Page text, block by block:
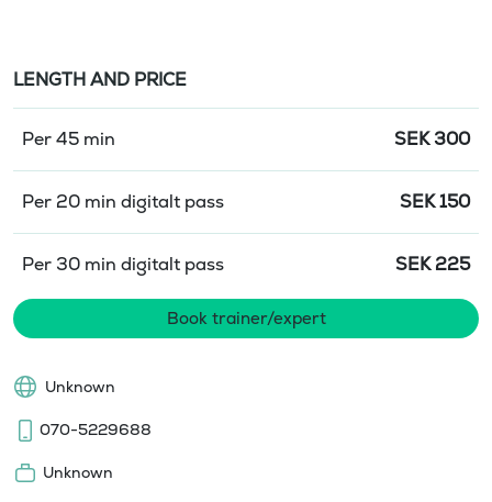
LENGTH AND PRICE
Per 45 min SEK 300
Per 20 min digitalt pass SEK150
Per 30 min digitalt pass SEK 225
Book trainer/expert
Unknown
070-5229688
Unknown